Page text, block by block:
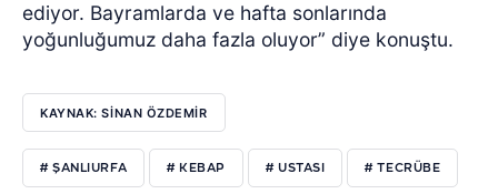
ediyor. Bayramlarda ve hafta sonlarında
yoğunluğumuz daha fazla oluyor” diye konuştu.
KAYNAK: SİNAN ÖZDEMİR
# ŞANLIURFA # KEBAP # USTASI # TECRÜBE